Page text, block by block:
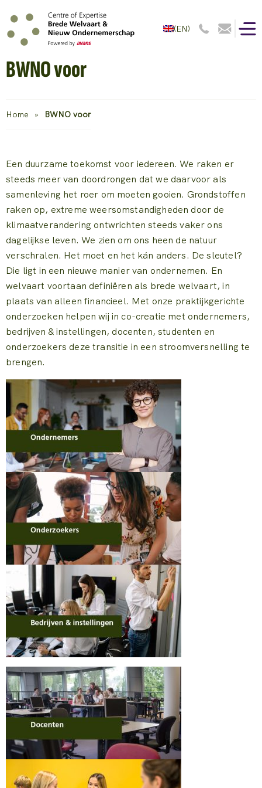
(EN)
BWNO voor
Home » BWNO voor
Een duurzame toekomst voor iedereen. We raken er
steeds meer van doordrongen dat we daarvoor als
samenleving het roer om moeten gooien. Grondstoffen
raken op, extreme weersomstandigheden door de
klimaatverandering ontwrichten steeds vaker ons
dagelijkse leven. We zien om ons heen de natuur
verschralen. Het moet en het kán anders. De sleutel?
Die ligt in een nieuwe manier van ondernemen. En
welvaart voortaan definiëren als brede welvaart, in
plaats van alleen financieel. Met onze praktijkgerichte
onderzoeken helpen wij in co-creatie met ondernemers,
bedrijven & instellingen, docenten, studenten en
onderzoekers deze transitie in een stroomversnelling te
brengen.